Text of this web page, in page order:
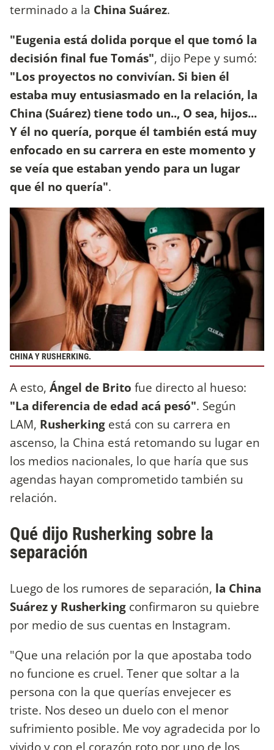
terminado a la China Suárez.
"Eugenia está dolida porque el que tomó la
decisión final fue Tomás", dijo Pepe y sumó:
"Los proyectos no convivían. Si bien él
estaba muy entusiasmado en la relación, la
China (Suárez) tiene todo un.., O sea, hijos...
Y él no quería, porque él también está muy
enfocado en su carrera en este momento y
se veía que estaban yendo para un lugar
que él no quería".
CHINA Y RUSHERKING.
A esto, Ángel de Brito fue directo al hueso:
"La diferencia de edad acá pesó". Según
LAM, Rusherking está con su carrera en
ascenso, la China está retomando su lugar en
los medios nacionales, lo que haría que sus
agendas hayan comprometido también su
relación.
Qué dijo Rusherking sobre la
separación
Luego de los rumores de separación, la China
Suárez y Rusherking confirmaron su quiebre
por medio de sus cuentas en Instagram.
"Que una relación por la que apostaba todo
no funcione es cruel. Tener que soltar a la
persona con la que querías envejecer es
triste. Nos deseo un duelo con el menor
sufrimiento posible. Me voy agradecida por lo
vivido y con el corazón roto por uno de los